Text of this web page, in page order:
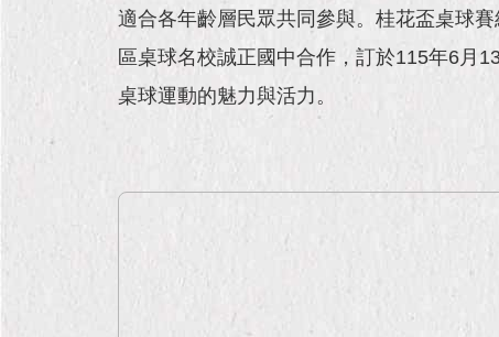
適合各年齡層民眾共同參與。桂花盃桌球
區桌球名校誠正國中合作，訂於115年6月
桌球運動的魅力與活力。